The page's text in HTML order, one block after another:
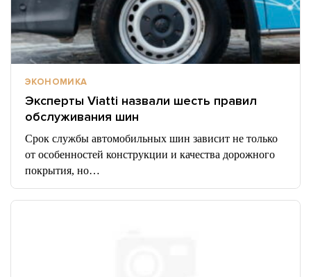
ЭКОНОМИКА
Эксперты Viatti назвали шесть правил
обслуживания шин
Срок службы автомобильных шин зависит не только
от особенностей конструкции и качества дорожного
покрытия, но…